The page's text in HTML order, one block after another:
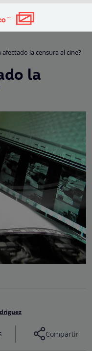
afectado la censura al cine?
la
Compartir